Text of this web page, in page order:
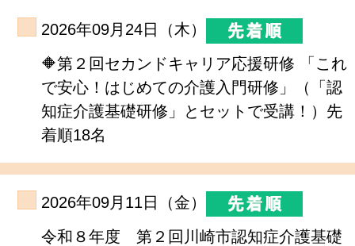
2026年09月24日（木）
🔶第２回セカンドキャリア応援研修 「これ
で安心！はじめての介護入門研修」（「認
知症介護基礎研修」とセットで受講！）先
着順18名
2026年09月11日（金）
令和８年度 第２回川崎市認知症介護基礎